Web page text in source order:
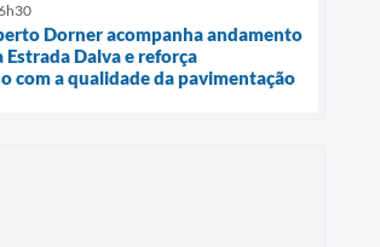
Dorner acompanha andamento
Estrada Dalva e reforça
com a qualidade da pavimentação